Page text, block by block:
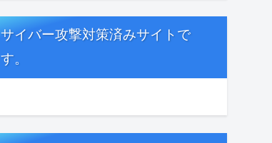
サイバー攻撃対策済みサイトで
す。